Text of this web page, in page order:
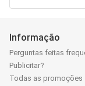
Informação
Perguntas feitas
Publicitar?
Todas as promoções